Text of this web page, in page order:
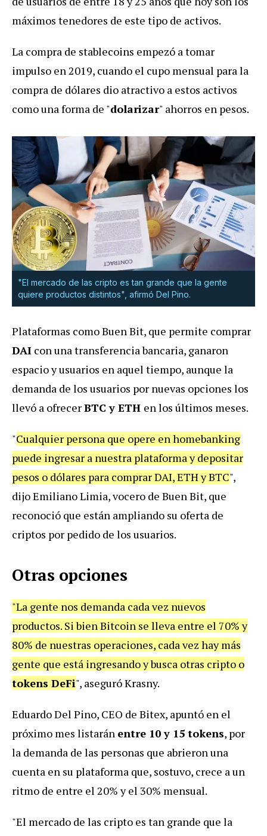
máximos tenedores de este tipo de activos.
La compra de stablecoins empezó a tomar
impulso en 2019, cuando el cupo mensual para la
compra de dólares dio atractivo a estos activos
como una forma de "dolarizar" ahorros en pesos.
"El mercado de las cripto es tan grande que la gente
quiere productos distintos", afirmó Del Pino.
Plataformas como Buen Bit, que permite comprar
DAI con una transferencia bancaria, ganaron
espacio y usuarios en aquel tiempo, aunque la
demanda de los usuarios por nuevas opciones los
llevó a ofrecerBTC y ETH en los últimos meses.
"Cualquier persona que opere en homebanking
puede ingresar a nuestra plataforma y depositar
pesos o dólares para comprar DAI, ETH y BTC",
dijo Emiliano Limia, vocero de Buen Bit, que
reconoció que están ampliando su oferta de
criptos por pedido de los usuarios.
Otras opciones
"La gente nos demanda cada vez nuevos
productos. Si bien Bitcoin se lleva entre el 70% y
80% de nuestras operaciones, cada vez hay más
gente que está ingresando y busca otras cripto o
tokens DeFi", aseguró Krasny.
Eduardo Del Pino, CEO de Bitex, apuntó en el
próximo mes listarán entre 10 y 15 tokens, por
la demanda de las personas que abrieron una
cuenta en su plataforma que, sostuvo, crece a un
ritmo de entre el 20% y el 30% mensual.
"El mercado de las cripto es tan grande que la